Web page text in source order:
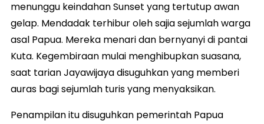
menunggu keindahan Sunset yang tertutup awan
gelap. Mendadak terhibur oleh sajia sejumlah warga
asal Papua. Mereka menari dan bernyanyi di pantai
Kuta. Kegembiraan mulai menghibupkan suasana,
saat tarian Jayawijaya disuguhkan yang memberi
auras bagi sejumlah turis yang menyaksikan.
Penampilan itu disuguhkan pemerintah Papua